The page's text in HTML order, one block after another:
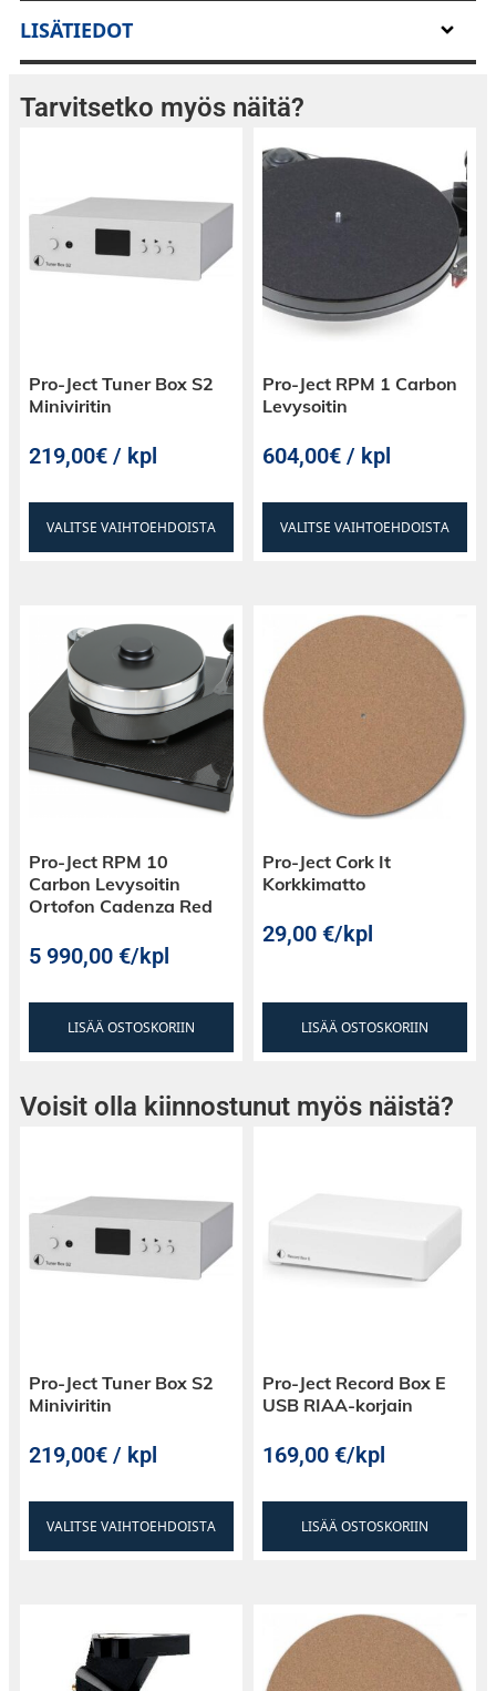
QBert äänirasian soundi on erittäin
yksityiskohtainen keskialueilla, lisäksi sen
erinomaisen seurantakyvyn ansiosta se pysyy
tiukasti levyn urassa, ja se on räätälöity
erityisesti Scratch käyttöön. Sen erittäin tuhdin
lähtötehon ansiosta, se on täydellinen valinta
bassotaajuuksia.
LISÄTIEDOT
Tarvitsetko myös näitä?
Pro-Ject Tuner Box S2
Miniviritin
219,00€ / kpl
VALITSE VAIHTOEHDOISTA
Pro-Ject RPM 1 Carbon
Levysoitin
604,00€ / kpl
VALITSE VAIHTOEHDOISTA
Pro-Ject RPM 10
Carbon Levysoitin
Ortofon Cadenza Red
5 990,00€/kpl
LISÄÄ OSTOSKORIIN
Pro-Ject Cork It
Korkkimatto
29,00€/kpl
LISÄÄ OSTOSKORIIN
Voisit olla kiinnostunut myös näistä?
Pro-Ject Tuner Box S2
Miniviritin
219,00€ / kpl
VALITSE VAIHTOEHDOISTA
Pro-Ject Record Box E
USB RIAA-korjain
169,00€/kpl
LISÄÄ OSTOSKORIIN